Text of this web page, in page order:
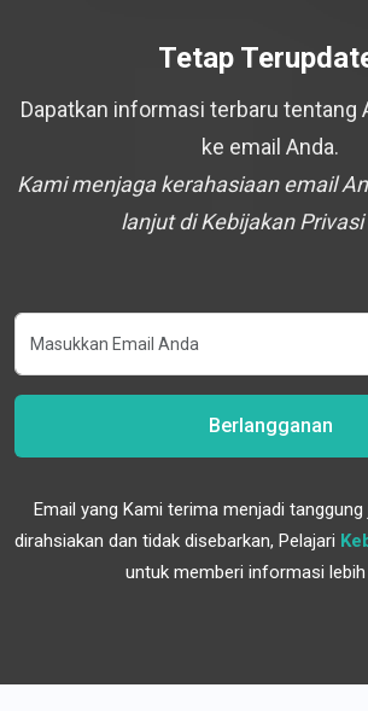
Tetap
Dapatkan informasi terbaru tentang
ke email Anda.
Kami menjaga kerahasiaan email
lanjut di Kebijakan
Berlangganan
Email yang Kami terima menjadi
dirahsiakan dan tidak disebarkan, Pelajari
untuk memberi informasi lebih